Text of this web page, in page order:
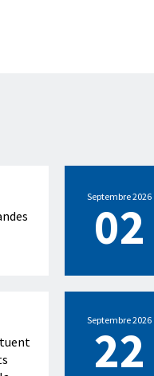
Septembre 2026
02
Septembre 2026
22